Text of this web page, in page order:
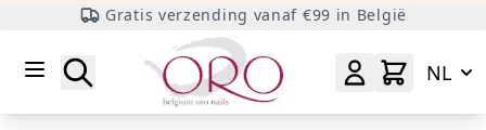
Gratis verzending vanaf €99 in België
Zoeken
NL